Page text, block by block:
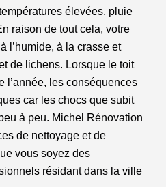
élevées, pluie
raison de tout cela, votre
l’humide, à la crasse et
de lichens. Lorsque le toit
l’année, les conséquences
car les chocs que subit
à peu. Michel Rénovation
de nettoyage et de
vous soyez des
résidant dans la ville